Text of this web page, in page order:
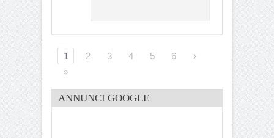
1 2 3 4 5 6
›
»
ANNUNCI GOOGLE